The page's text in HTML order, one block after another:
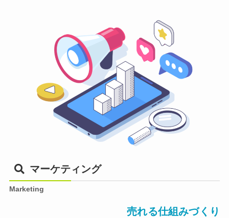
マーケティング
Marketing
売れる仕組みづくり